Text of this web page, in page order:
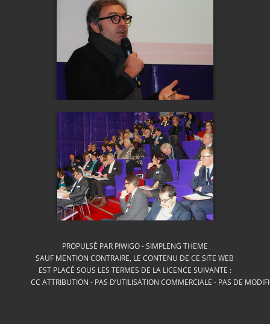
PROPULSÉ PAR PIWIGO-SIMPLENG THEME
SAUF MENTION CONTRAIRE, LE CONTENU DE CE SITE WEB
EST PLACÉ SOUS LES TERMES DE LA LICENCE SUIVANTE :
CC ATTRIBUTION - PAS D’UTILISATION COMMERCIALE - PAS DE